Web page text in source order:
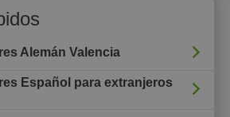
Alemán Valencia
Español para extranjeros